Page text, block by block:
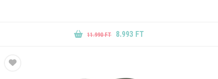
11.990 FT 8.993 FT